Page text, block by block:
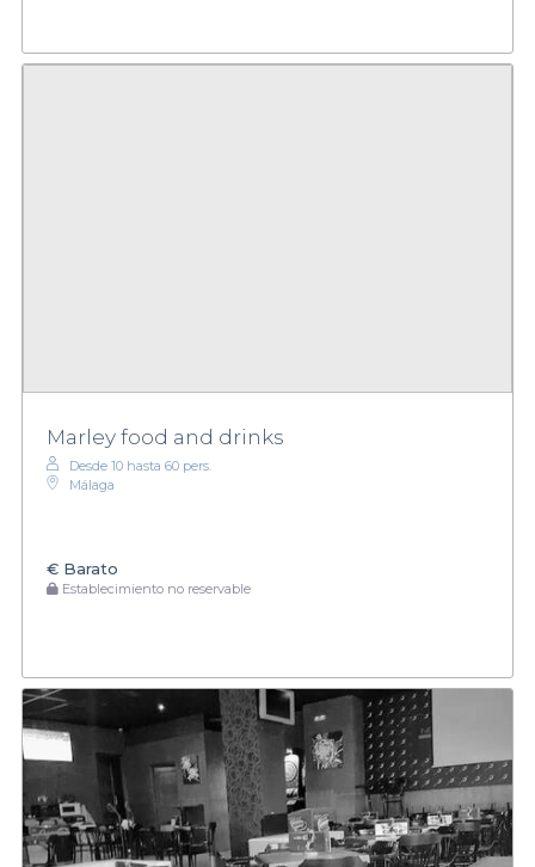
Marley food and drinks
Desde 10 hasta 60 pers.
Málaga
€ Barato
Establecimiento no reservable